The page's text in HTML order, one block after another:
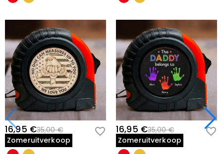
16,95 €35,00 €
Zomeruitverkoop
16,95 €35,00 €
Zomeruitverkoop